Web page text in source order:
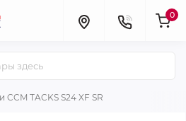
0
CCM TACKS S24 XF SR